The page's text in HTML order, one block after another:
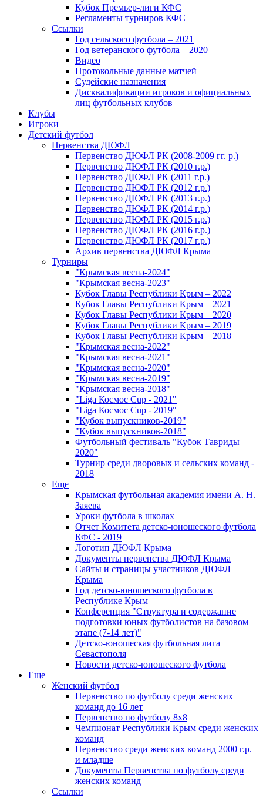
Кубок Премьер-лиги КФС
Регламенты турниров КФС
Ссылки
Год сельского футбола – 2021
Год ветеранского футбола – 2020
Видео
Протокольные данные матчей
Судейские назначения
Дисквалификации игроков и официальных
лиц футбольных клубов
Клубы
Игроки
Детский футбол
Первенства ДЮФЛ
Первенство ДЮФЛ РК (2008-2009 гг. р.)
Первенство ДЮФЛ РК (2010 г.р.)
Первенство ДЮФЛ РК (2011 г.р.)
Первенство ДЮФЛ РК (2012 г.р.)
Первенство ДЮФЛ РК (2013 г.р.)
Первенство ДЮФЛ РК (2014 г.р.)
Первенство ДЮФЛ РК (2015 г.р.)
Первенство ДЮФЛ РК (2016 г.р.)
Первенство ДЮФЛ РК (2017 г.р.)
Архив первенства ДЮФЛ Крыма
Турниры
"Крымская весна-2024"
"Крымская весна-2023"
Кубок Главы Республики Крым – 2022
Кубок Главы Республики Крым – 2021
Кубок Главы Республики Крым – 2020
Кубок Главы Республики Крым – 2019
Кубок Главы Республики Крым – 2018
"Крымская весна-2022"
"Крымская весна-2021"
"Крымская весна-2020"
"Крымская весна-2019"
"Крымская весна-2018"
"Liga Космос Cup - 2021"
"Liga Космос Cup - 2019"
"Кубок выпускников-2019"
"Кубок выпускников-2018"
Футбольный фестиваль "Кубок Тавриды –
2020"
Турнир среди дворовых и сельских команд -
2018
Еще
Крымская футбольная академия имени А. Н.
Заяева
Уроки футбола в школах
Отчет Комитета детско-юношеского футбола
КФС - 2019
Логотип ДЮФЛ Крыма
Документы первенства ДЮФЛ Крыма
Сайты и страницы участников ДЮФЛ
Крыма
Год детско-юношеского футбола в
Республике Крым
Конференция "Структура и содержание
подготовки юных футболистов на базовом
этапе (7-14 лет)"
Детско-юношеская футбольная лига
Севастополя
Новости детско-юношеского футбола
Еще
Женский футбол
Первенство по футболу среди женских
команд до 16 лет
Первенство по футболу 8х8
Чемпионат Республики Крым среди женских
команд
Первенство среди женских команд 2000 г.р.
и младше
Документы Первенства по футболу среди
женских команд
Ссылки